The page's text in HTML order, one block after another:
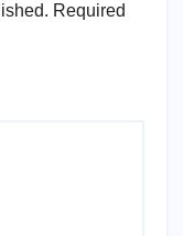
Required